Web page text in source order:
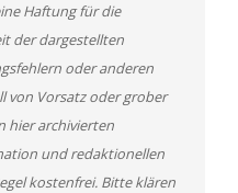
Haftung für die
der dargestellten
oder anderen
von Vorsatz oder grober
hier archivierten
und redaktionellen
kostenfrei. Bitte klären